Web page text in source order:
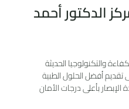
الدكتور أحمد
والتكنولوجيا الحديثة
أفضل الحلول الطبية
بأعلى درجات الأمان